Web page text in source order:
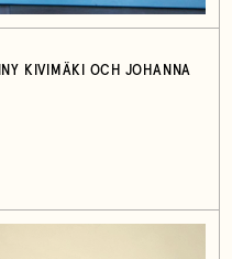
KIVIMÄKI OCH JOHANNA